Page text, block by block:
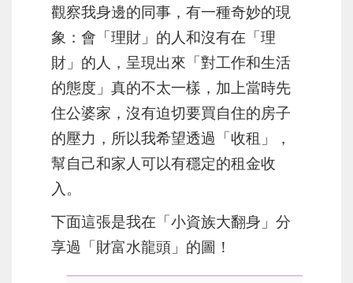
觀察我身邊的同事，有一種奇妙的現
象：會「理財」的人和沒有在「理
財」的人，呈現出來「對工作和生活
的態度」真的不太一樣，加上當時先
住公婆家，沒有迫切要買自住的房子
的壓力，所以我希望透過「收租」，
幫自己和家人可以有穩定的租金收
入。
下面這張是我在「小資族大翻身」分
享過「財富水龍頭」的圖！